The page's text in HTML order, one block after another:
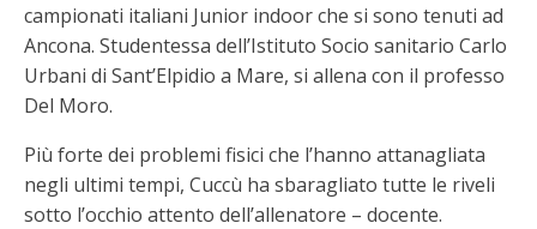
campionati italiani Junior indoor che si sono tenuti ad
Ancona. Studentessa dell’Istituto Socio sanitario Carlo
Urbani di Sant’Elpidio a Mare, si allena con il professo
Del Moro.
Più forte dei problemi fisici che l’hanno attanagliata
negli ultimi tempi, Cuccù ha sbaragliato tutte le riveli
sotto l’occhio attento dell’allenatore – docente.